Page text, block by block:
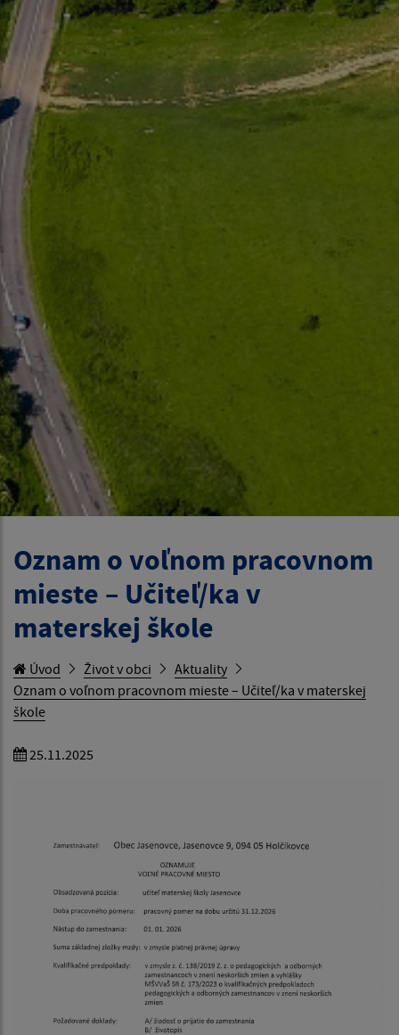
Oznam o voľnom pracovnom
mieste – Učiteľ/ka v
materskej škole
Úvod Život v obci
Aktuality
Oznam o voľnom pracovnom mieste – Učiteľ/ka v materskej
škole
25.11.2025